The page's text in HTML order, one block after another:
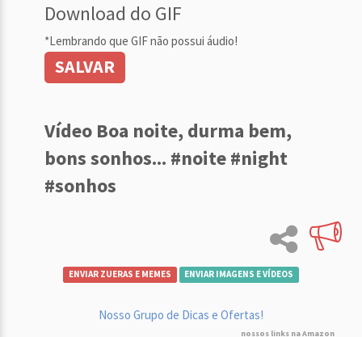
Download do GIF
*Lembrando que GIF não possui áudio!
SALVAR
Vídeo Boa noite, durma bem,
bons sonhos... #noite #night
#sonhos
ENVIAR ZUERAS E MEMES ENVIAR IMAGENS E VÍDEOS
Nosso Grupo de Dicas e Ofertas!
nossos links na Amazon